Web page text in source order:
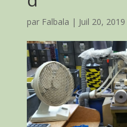
par Falbala | Juil 20, 2019